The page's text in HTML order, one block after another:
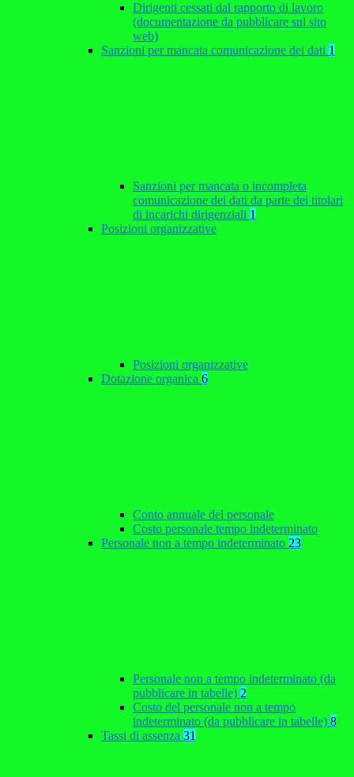
Dirigenti cessati dal rapporto di lavoro
(documentazione da pubblicare sul sito
web)
Sanzioni per mancata comunicazione dei dati 1
Sanzioni per mancata o incompleta
comunicazione dei dati da parte dei titolari
di incarichi dirigenziali 1
Posizioni organizzative
Posizioni organizzative
Dotazione organica 6
Conto annuale del personale
Costo personale tempo indeterminato
Personale non a tempo indeterminato 23
Personale non a tempo indeterminato (da
pubblicare in tabelle) 2
Costo del personale non a tempo
indeterminato (da pubblicare in tabelle) 8
Tassi di assenza 31